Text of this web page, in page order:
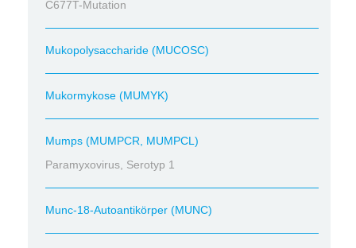
C677T-Mutation
Mukopolysaccharide (MUCOSC)
Mukormykose (MUMYK)
Mumps (MUMPCR, MUMPCL)
Paramyxovirus, Serotyp 1
Munc-18-Autoantikörper (MUNC)